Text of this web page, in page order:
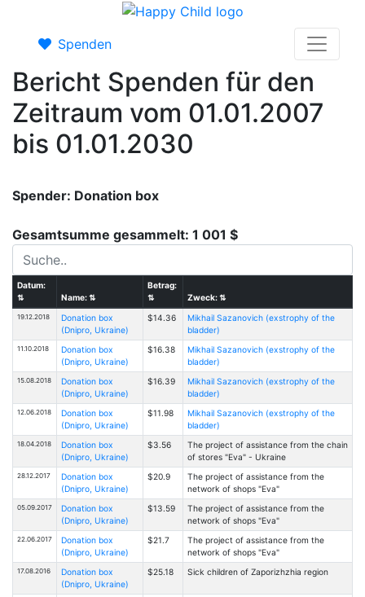
Spenden
Bericht Spenden für den
Zeitraum vom 01.01.2007
bis 01.01.2030
Spender: Donation box
Gesamtsumme gesammelt: 1 001 $
Datum:
⇅
Name:⇅
Betrag:
⇅
Zweck:⇅
19.12.2018
Donation box
(Dnipro, Ukraine)
$14.36
Mikhail Sazanovich (exstrophy of the
bladder)
11.10.2018
Donation box
(Dnipro, Ukraine)
$16.38
Mikhail Sazanovich (exstrophy of the
bladder)
15.08.2018
Donation box
(Dnipro, Ukraine)
$16.39
Mikhail Sazanovich (exstrophy of the
bladder)
12.06.2018
Donation box
(Dnipro, Ukraine)
$11.98
Mikhail Sazanovich (exstrophy of the
bladder)
18.04.2018
Donation box
(Dnipro, Ukraine)
$3.56
The project of assistance from the chain
of stores "Eva" - Ukraine
28.12.2017
Donation box
(Dnipro, Ukraine)
$20.9
The project of assistance from the
network of shops "Eva"
05.09.2017
Donation box
(Dnipro, Ukraine)
$13.59
The project of assistance from the
network of shops "Eva"
22.06.2017
Donation box
(Dnipro, Ukraine)
$21.7
The project of assistance from the
network of shops "Eva"
17.08.2016
Donation box
(Dnipro, Ukraine)
$25.18 Sick children of Zaporizhzhia region